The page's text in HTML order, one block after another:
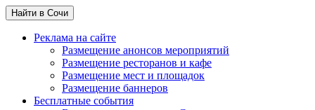
Найти в Сочи
Реклама на сайте
Размещение анонсов мероприятий
Размещение ресторанов и кафе
Размещение мест и площадок
Размещение баннеров
Бесплатные события